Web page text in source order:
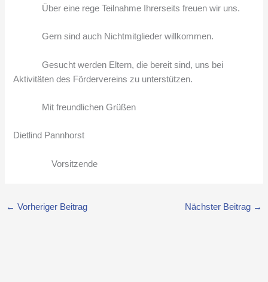
Über eine rege Teilnahme Ihrerseits freuen wir uns.
Gern sind auch Nichtmitglieder willkommen.
Gesucht werden Eltern, die bereit sind, uns bei
Aktivitäten des Fördervereins zu unterstützen.
Mit freundlichen Grüßen
Dietlind Pannhorst
Vorsitzende
← Vorheriger Beitrag Nächster Beitrag →